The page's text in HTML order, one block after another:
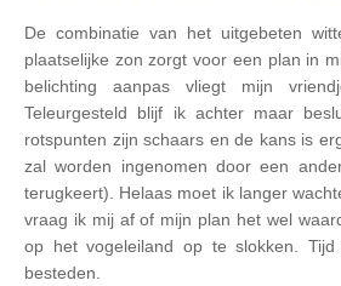
De combinatie van het uitgebeten
plaatselijke zon zorgt voor een plan in
belichting aanpas vliegt mijn
Teleurgesteld blijf ik achter maar
rotspunten zijn schaars en de kans is
zal worden ingenomen door een
terugkeert). Helaas moet ik langer
vraag ik mij af of mijn plan het wel
op het vogeleiland op te slokken.
besteden.